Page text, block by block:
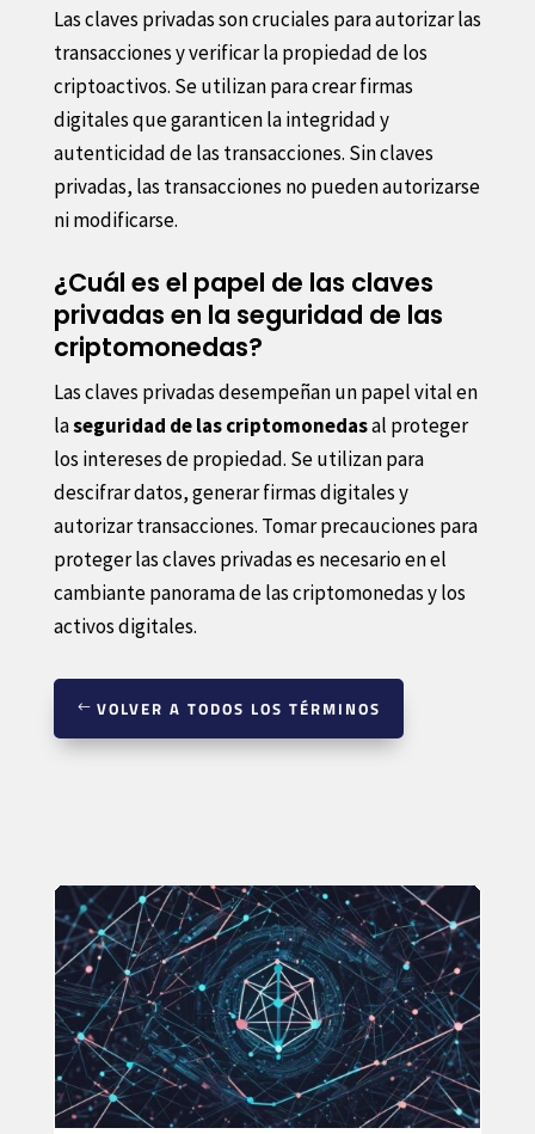
Las claves privadas son cruciales para autorizar las
transacciones y verificar la propiedad de los
criptoactivos. Se utilizan para crear firmas
digitales que garanticen la integridad y
autenticidad de las transacciones. Sin claves
privadas, las transacciones no pueden autorizarse
ni modificarse.
¿Cuál es el papel de las claves
privadas en la seguridad de las
criptomonedas?
Las claves privadas desempeñan un papel vital en
laseguridad de las criptomonedasal proteger
los intereses de propiedad. Se utilizan para
descifrar datos, generar firmas digitales y
autorizar transacciones. Tomar precauciones para
proteger las claves privadas es necesario en el
cambiante panorama de las criptomonedas y los
activos digitales.
VOLVER A TODOS LOS TÉRMINOS